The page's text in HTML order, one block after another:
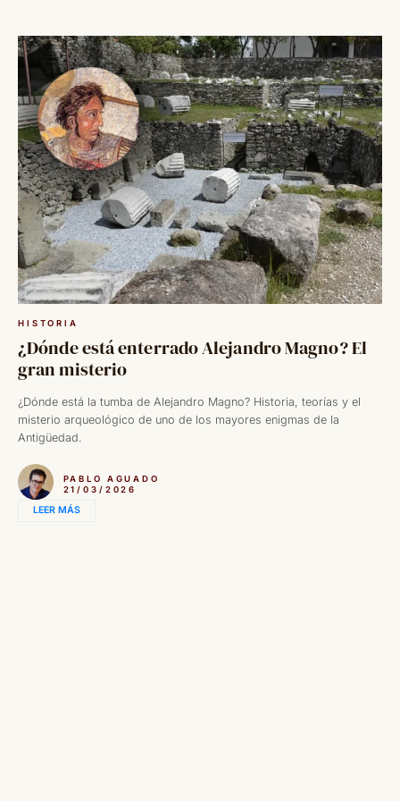
contenido
HISTORIA
¿Dónde está enterrado Alejandro Magno? El
gran misterio
¿Dónde está la tumba de Alejandro Magno? Historia, teorías y el
misterio arqueológico de uno de los mayores enigmas de la
Antigüedad.
PABLO AGUADO
21/03/2026
LEER MÁS